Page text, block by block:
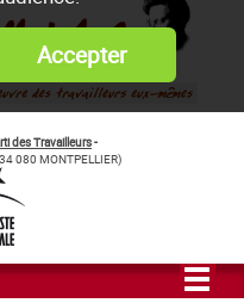
Accepter
des Travailleurs-
080 MONTPELLIER)